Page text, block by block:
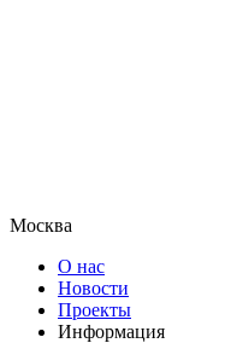
Москва
О нас
Новости
Проекты
Информация